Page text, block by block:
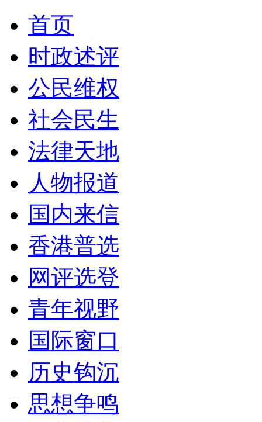
首页
时政述评
公民维权
社会民生
法律天地
人物报道
国内来信
香港普选
网评选登
青年视野
国际窗口
历史钩沉
思想争鸣